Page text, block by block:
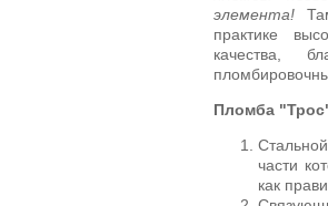
элемента!
практике
качества,
Пломба
части
как